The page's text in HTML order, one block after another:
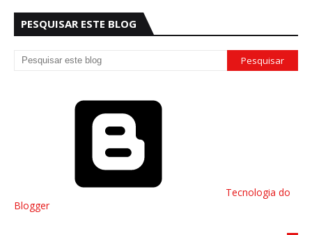
PESQUISAR ESTE BLOG
Tecnologia do
Blogger